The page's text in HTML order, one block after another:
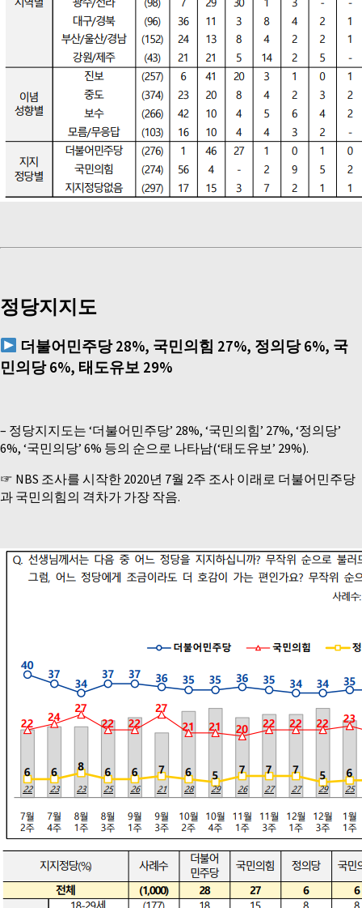
정당지지도
더불어민주당28%, 국민의힘 27%, 정의당6%, 국
민의당6%, 태도유보 29%
– 정당지지도는 ‘더불어민주당’ 28%, ‘국민의힘’ 27%, ‘정의당’
6%, ‘국민의당’ 6% 등의 순으로 나타남(‘태도유보’ 29%).
☞ NBS 조사를 시작한 2020년 7월 2주 조사 이래로 더불어민주당
과 국민의힘의 격차가 가장 작음.